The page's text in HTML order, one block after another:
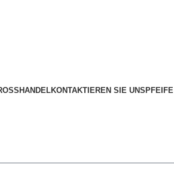
KONTAKTIEREN SIE UNS PFEIFE